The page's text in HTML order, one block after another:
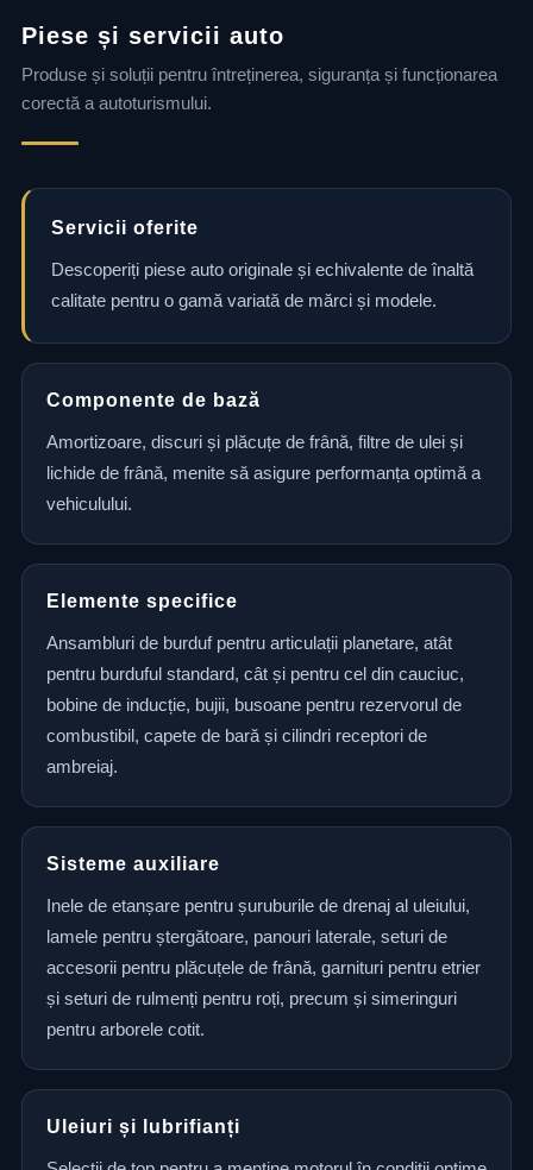
Piese și servicii auto
Produse și soluții pentru întreținerea, siguranța și funcționarea
corectă a autoturismului.
Servicii oferite
Descoperiți piese auto originale și echivalente de înaltă
calitate pentru o gamă variată de mărci și modele.
Componente de bază
Amortizoare, discuri și plăcuțe de frână, filtre de ulei și
lichide de frână, menite să asigure performanța optimă a
vehiculului.
Elemente specifice
Ansambluri de burduf pentru articulații planetare, atât
pentru burduful standard, cât și pentru cel din cauciuc,
bobine de inducție, bujii, busoane pentru rezervorul de
combustibil, capete de bară și cilindri receptori de
ambreiaj.
Sisteme auxiliare
Inele de etanșare pentru șuruburile de drenaj al uleiului,
lamele pentru ștergătoare, panouri laterale, seturi de
accesorii pentru plăcuțele de frână, garnituri pentru etrier
și seturi de rulmenți pentru roți, precum și simeringuri
pentru arborele cotit.
Uleiuri și lubrifianți